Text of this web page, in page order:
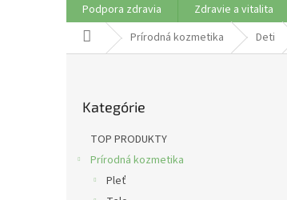
Podpora zdravia Zdravie a vitalita
DomovPrírodná kozmetika Deti
kategórie
Kategórie
TOP PRODUKTY
Prírodná kozmetika
Pleť